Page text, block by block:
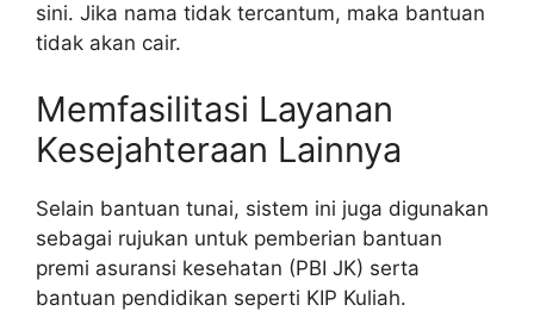
sini. Jika nama tidak tercantum, maka bantuan
tidak akan cair.
Memfasilitasi Layanan
Kesejahteraan Lainnya
Selain bantuan tunai, sistem ini juga digunakan
sebagai rujukan untuk pemberian bantuan
premi asuransi kesehatan (PBI JK) serta
bantuan pendidikan seperti KIP Kuliah.